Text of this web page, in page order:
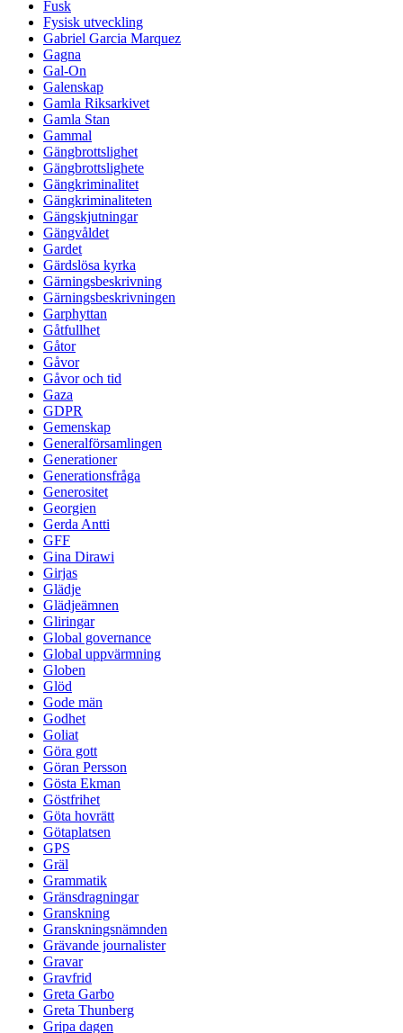
Fusk
Fysisk utveckling
Gabriel Garcia Marquez
Gagna
Gal-On
Galenskap
Gamla Riksarkivet
Gamla Stan
Gammal
Gängbrottslighet
Gängbrottslighete
Gängkriminalitet
Gängkriminaliteten
Gängskjutningar
Gängvåldet
Gardet
Gärdslösa kyrka
Gärningsbeskrivning
Gärningsbeskrivningen
Garphyttan
Gåtfullhet
Gåtor
Gåvor
Gåvor och tid
Gaza
GDPR
Gemenskap
Generalförsamlingen
Generationer
Generationsfråga
Generositet
Georgien
Gerda Antti
GFF
Gina Dirawi
Girjas
Glädje
Glädjeämnen
Gliringar
Global governance
Global uppvärmning
Globen
Glöd
Gode män
Godhet
Goliat
Göra gott
Göran Persson
Gösta Ekman
Göstfrihet
Göta hovrätt
Götaplatsen
GPS
Gräl
Grammatik
Gränsdragningar
Granskning
Granskningsnämnden
Grävande journalister
Gravar
Gravfrid
Greta Garbo
Greta Thunberg
Gripa dagen